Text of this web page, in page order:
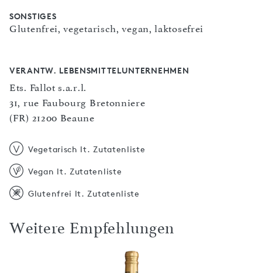
SONSTIGES
Glutenfrei, vegetarisch, vegan, laktosefrei
VERANTW. LEBENSMITTELUNTERNEHMEN
Ets. Fallot s.a.r.l.
31, rue Faubourg Bretonniere
(FR) 21200 Beaune
Vegetarisch lt. Zutatenliste
Vegan lt. Zutatenliste
Glutenfrei lt. Zutatenliste
Weitere Empfehlungen